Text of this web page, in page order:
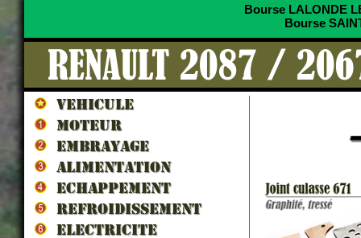
Bourse LALONDE
Bourse
RENAULT 2087 /
VEHICULE
MOTEUR
EMBRAYAGE
ALIMENTATION
ECHAPPEMENT
REFROIDISSEMENT
ELECTRICITE